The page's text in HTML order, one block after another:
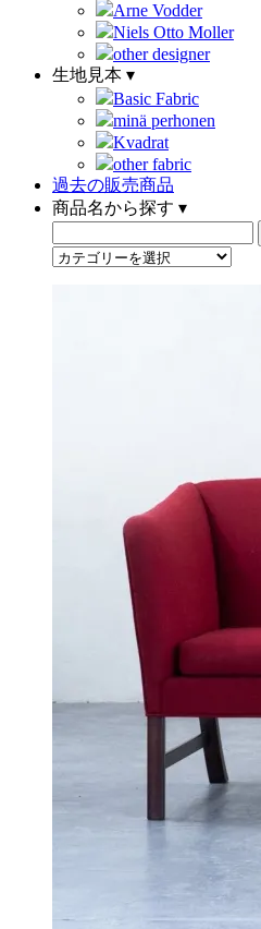
Arne Vodder
Niels Otto Moller
other designer
生地見本 ▾
Basic Fabric
minä perhonen
Kvadrat
other fabric
過去の販売商品
商品名から探す ▾